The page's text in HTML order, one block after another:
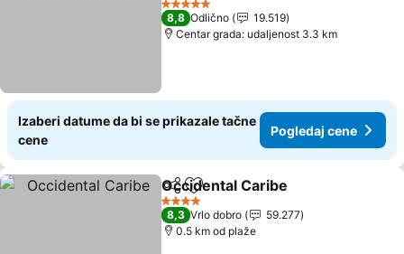
5 Zvezdice
8,8 Odlično
19.519
Centar grada: udaljenost 3.3 km
Izaberi datume da bi se prikazale tačne
cene
Pogledaj cene
Deli Dodati u favorite
Occidental Caribe
4 Zvezdice
8,3 Vrlo dobro
59.277
0.5 km od plaže